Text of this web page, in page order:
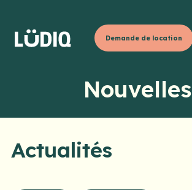
Demande de location
Nouvelles
Actualités